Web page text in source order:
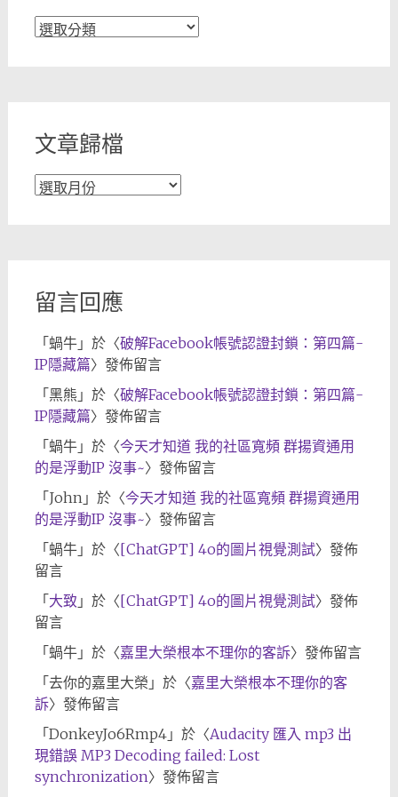
文
文章歸檔
文
留言回應
「 蝸牛」於〈破解Facebook帳號認證封鎖：第四篇-
IP隱藏篇〉發佈留言
「 黑熊 」於〈破解Facebook帳號認證封鎖：第四篇-
IP隱藏篇〉發佈留言
「 蝸牛」於〈今天才知道 我的社區寬頻 群揚資通用
的是浮動IP 沒事~〉發佈留言
「 John」於〈今天才知道 我的社區寬頻 群揚資通用
的是浮動IP 沒事~〉發佈留言
「 蝸牛」於〈[ChatGPT] 4o的圖片視覺測試〉發佈
留言
「 大致 」於〈[ChatGPT] 4o的圖片視覺測試〉發佈
留言
「 蝸牛」於〈嘉里大榮根本不理你的客訴〉發佈留言
「 去你的嘉里大榮 」於〈嘉里大榮根本不理你的客
訴〉發佈留言
「 DonkeyJo6Rmp4」於〈Audacity 匯入 mp3 出
現錯誤 MP3 Decoding failed: Lost
synchronization〉發佈留言